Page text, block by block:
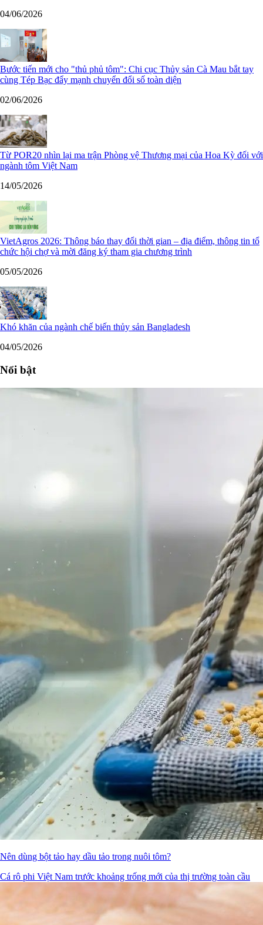
04/06/2026
Bước tiến mới cho "thủ phủ tôm": Chi cục Thủy sản Cà Mau bắt tay
cùng Tép Bạc đẩy mạnh chuyển đổi số toàn diện
02/06/2026
Từ POR20 nhìn lại ma trận Phòng vệ Thương mại của Hoa Kỳ đối với
ngành tôm Việt Nam
14/05/2026
VietAgros 2026: Thông báo thay đổi thời gian – địa điểm, thông tin tổ
chức hội chợ và mời đăng ký tham gia chương trình
05/05/2026
Khó khăn của ngành chế biến thủy sản Bangladesh
04/05/2026
Nổi bật
Nên dùng bột tảo hay dầu tảo trong nuôi tôm?
Cá rô phi Việt Nam trước khoảng trống mới của thị trường toàn cầu